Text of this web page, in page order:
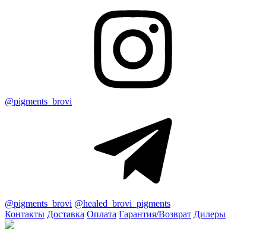
@pigments_brovi
@pigments_brovi @healed_brovi_pigments
Контакты Доставка Оплата Гарантия/Возврат Дилеры